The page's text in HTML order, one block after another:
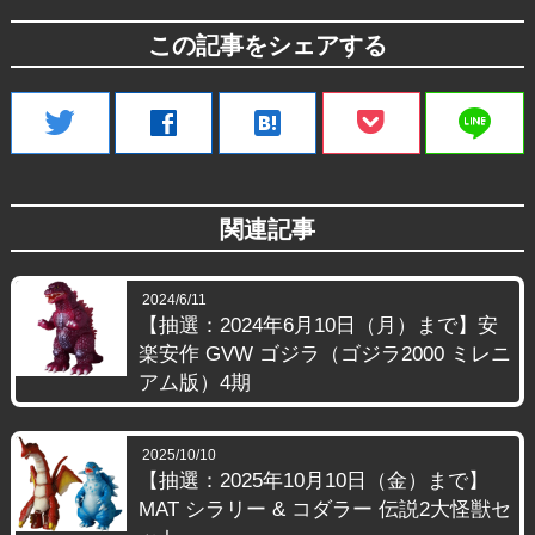
この記事をシェアする
twitter facebook hatenabookmark line
関連記事
2024/6/11
【抽選：2024年6月10日（月）まで】安
楽安作 GVW ゴジラ（ゴジラ2000 ミレニ
アム版）4期
2025/10/10
【抽選：2025年10月10日（金）まで】
MAT シラリー & コダラー 伝説2大怪獣セ